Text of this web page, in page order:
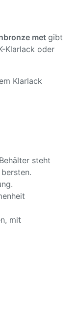
metgibt
Klarlack oder
Klarlack
steht
mit